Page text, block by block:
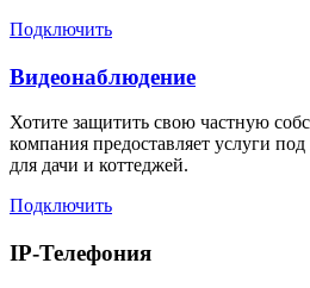
Подключить
Видеонаблюдение
Хотите защитить свою частную
компания предоставляет услуги
для дачи и коттеджей.
Подключить
IP-Телефония